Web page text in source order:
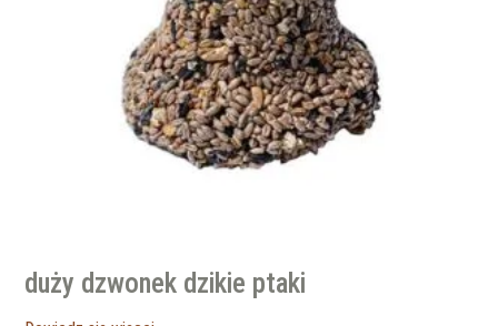
duży dzwonek dzikie ptaki